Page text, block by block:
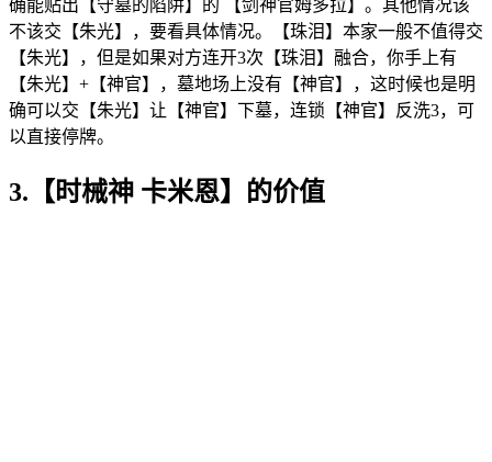
确能贴出【守墓的陷阱】的 【剑神官姆多拉】。其他情况该
不该交【朱光】，要看具体情况。【珠泪】本家一般不值得交
【朱光】，但是如果对方连开3次【珠泪】融合，你手上有
【朱光】+【神官】，墓地场上没有【神官】，这时候也是明
确可以交【朱光】让【神官】下墓，连锁【神官】反洗3，可
以直接停牌。
3.【时械神 卡米恩】的价值